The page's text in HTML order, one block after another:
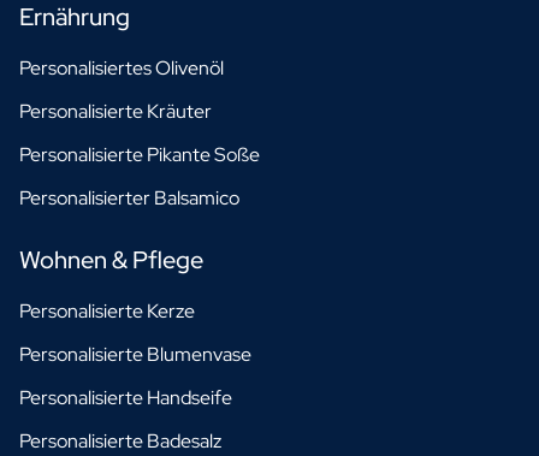
Ernährung
Personalisiertes Olivenöl
Personalisierte Kräuter
Personalisierte Pikante Soße
Personalisierter Balsamico
Wohnen & Pflege
Personalisierte Kerze
Personalisierte Blumenvase
Personalisierte Handseife
Personalisierte Badesalz